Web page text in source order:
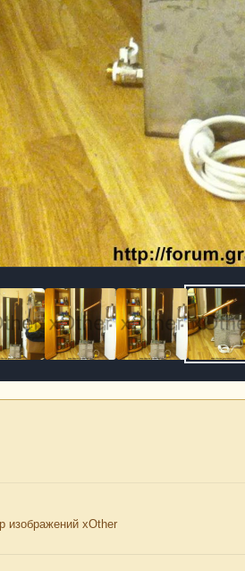
изображений xOther